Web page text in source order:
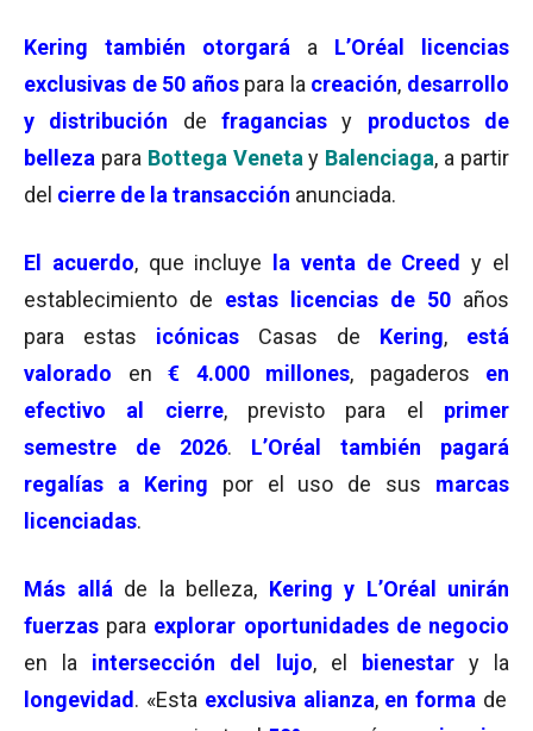
Kering también otorgará a L’Oréal
licencias
exclusivas de 50 añospara la creación, desarrollo
y distribución defraganciasy productos de
belleza para Bottega Veneta y Balenciaga, a partir
del cierre de la transacción anunciada.
El acuerdo, que incluye la venta de Creed
y el
establecimiento de estas licencias de 50 años
para estas icónicas Casas de Kering, está
valorado en € 4.000 millones, pagaderos en
efectivo al cierre, previsto para el
primer
semestre de 2026. L’Oréal también pagará
regalías a Kering
por el uso de sus marcas
licenciadas.
Más allá de la belleza, Kering y L’Oréal unirán
fuerzas para explorar oportunidades de negocio
en la intersección del lujo, el bienestar y la
longevidad . «Esta exclusiva alianza, en forma de